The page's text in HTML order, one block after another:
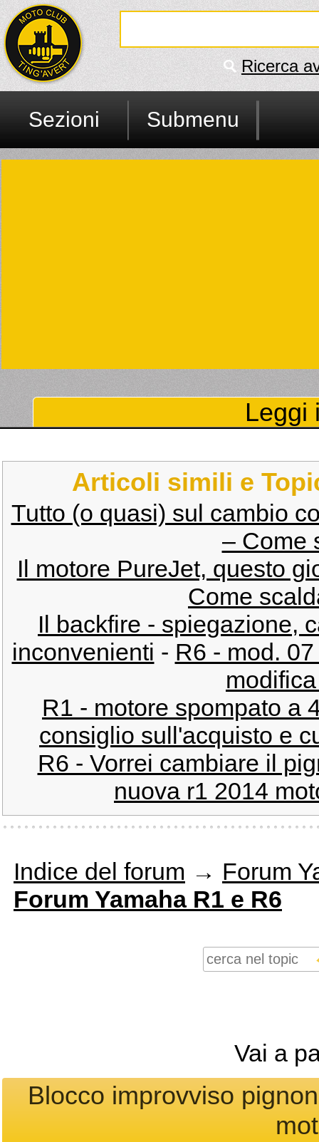
Ricerca
Sezioni Submenu
Leggi
Articoli simili e
Tutto (o quasi) sul cambio
– Come
Il motore PureJet, questo
Come
Il backfire - spiegazione,
inconvenienti - R6 - mod.
R1 - motore spompato a
consiglio sull'acquisto e
R6 - Vorrei cambiare il
nuova r1 2014
Indice del forum → Forum
Forum Yamaha R1 e R6
Vai a
Blocco improvviso